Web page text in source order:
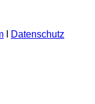
Datenschutz